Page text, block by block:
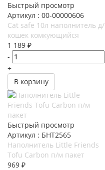
Быстрый просмотр
Артикул : 00-00000606
Cat safe 10л наполнитель д/
кошек комкующийся
1 189 ₽
-
+
В корзину
Быстрый просмотр
Артикул : БНТ2565
Наполнитель Little Friends
Tofu Carbon п/м пакет
969 ₽